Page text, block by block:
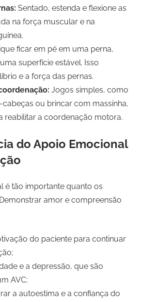
Sentado, estenda e flexione as
na força muscular e na
ficar em pé em uma perna,
superfície estável. Isso
e a força das pernas.
Jogos simples, como
ou brincar com massinha,
reabilitar a coordenação motora.
do Apoio Emocional
é tão importante quanto os
amor e compreensão
do paciente para continuar
e a depressão, que são
AVC;
a autoestima e a confiança do